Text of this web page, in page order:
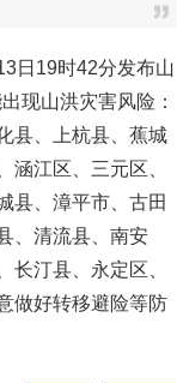
日19时42分发布山
现山洪灾害风险：
县、上杭县、蕉城
江区、三元区、
县、漳平市、古田
、清流县、南安
汀县、永定区、
做好转移避险等防